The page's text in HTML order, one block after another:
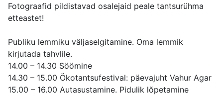
Fotograafid pildistavad osalejaid peale tantsurühma
etteastet!
Publiku lemmiku väljaselgitamine. Oma lemmik
kirjutada tahvlile.
14.00 – 14.30 Söömine
14.30 – 15.00 Ökotantsufestival: päevajuht Vahur Agar
15.00 – 16.00 Autasustamine. Pidulik lõpetamine